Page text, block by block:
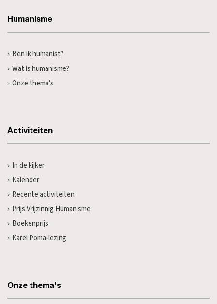
Humanisme
Ben ik humanist?
Wat is humanisme?
Onze thema's
Activiteiten
In de kijker
Kalender
Recente activiteiten
Prijs Vrijzinnig Humanisme
Boekenprijs
Karel Poma-lezing
Onze thema's